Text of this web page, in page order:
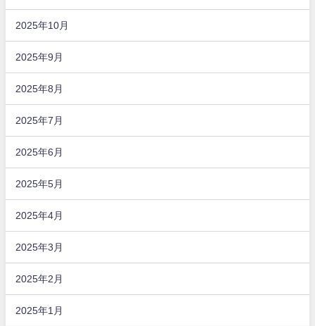
2025年10月
2025年9月
2025年8月
2025年7月
2025年6月
2025年5月
2025年4月
2025年3月
2025年2月
2025年1月